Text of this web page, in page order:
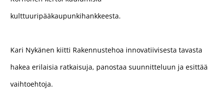
kulttuuripääkaupunkihankkeesta.
Kari Nykänen kiitti Rakennustehoa innovatiivisesta tavasta
hakea erilaisia ratkaisuja, panostaa suunnitteluun ja esittää
vaihtoehtoja.